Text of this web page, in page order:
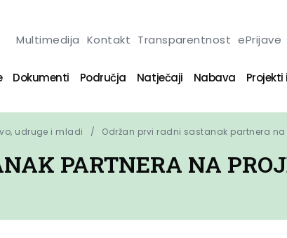
Multimedija Kontakt Transparentnost ePrijave
Dokumenti Područja Natječaji Nabava
udruge i mladi Održan prvi radni sastanak partnera na
PARTNERA NA